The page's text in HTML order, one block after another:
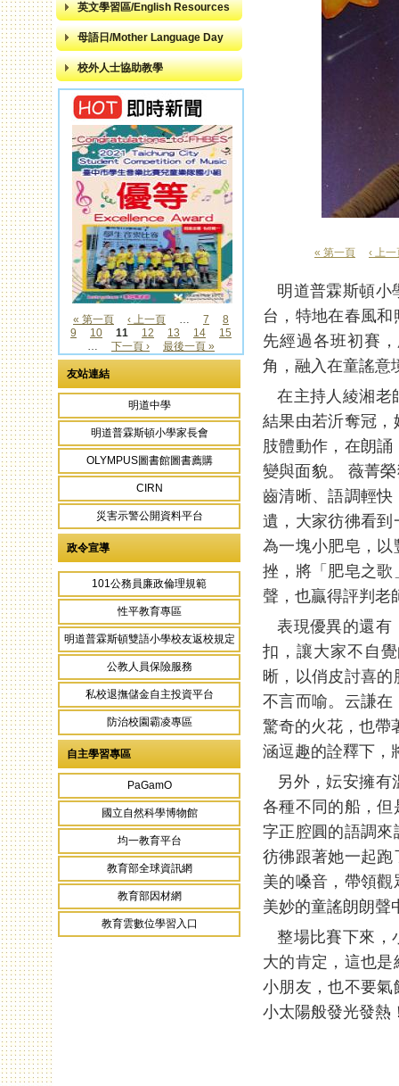
英文學習區/English Resources
母語日/Mother Language Day
校外人士協助教學
頁面
« 第一頁 ‹ 上一頁 … 7
8
9
10 11 12 13 14
15
…
下一頁 › 最後一頁 »
友站連結
明道中學
明道普霖斯頓小學家長會
OLYMPUS圖書館圖書薦購
CIRN
災害示警公開資料平台
政令宣導
101公務員廉政倫理規範
性平教育專區
明道普霖斯頓雙語小學校友返校規定
公教人員保險服務
私校退撫儲金自主投資平台
防治校園霸凌專區
自主學習專區
PaGamO
國立自然科學博物館
均一教育平台
教育部全球資訊網
教育部因材網
教育雲數位學習入口
頁面
« 第一頁 ‹ 上一
明道普霖斯頓小
台，特地在春風
先經過各班初賽
角，融入在童謠意
在主持人綾湘老
結果由若沂奪冠
肢體動作，在朗
變與面貌。 薇菁
齒清晰、語調輕
遺，大家彷彿看
為一塊小肥皂，
挫，將「肥皂之
聲，也贏得評判老
表現優異的還有
扣，讓大家不自
晰，以俏皮討喜
不言而喻。云謙
驚奇的火花，也帶
涵逗趣的詮釋下，
另外，妘安擁有
各種不同的船，
字正腔圓的語調
彷彿跟著她一起
美的嗓音，帶領
美妙的童謠朗朗聲
整場比賽下來，
大的肯定，這也
小朋友，也不要
小太陽般發光發熱